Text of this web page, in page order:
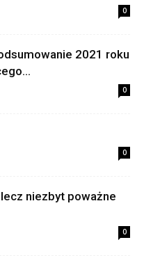
0
2021 roku
0
0
niezbyt poważne
0